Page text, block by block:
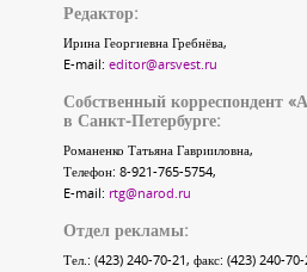
Редактор:
Ирина Георгиевна Гребнёва,
E-mail: editor@arsvest.ru
Собственный корреспондент
в Санкт-Петербурге:
Романенко Татьяна Гаврииловна,
Телефон: 8-921-765-5754,
E-mail: rtg@narod.ru
Отдел рекламы:
Тел.: (423) 240-70-21, факс: (423) 240-